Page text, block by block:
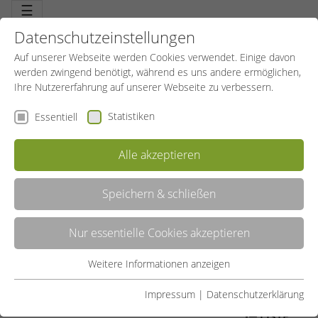
☰
YOGA
Weg zur Selbsterkenntnis und klassische Schule indischer
Philosophie. Im Westen mit verschiedenen weiterentwickelten
körperbetonten Ausprägungen. Meditation, individuelle
Bereicherung oder Beitrag zur persönlichen Entwicklung. Auf jeden
Fall Beitrag zur Gesundheit und zur Stabilität im Alltag.
Datenschutzeinstellungen
Auf unserer Webseite werden Cookies verwendet. Einige davon
werden zwingend benötigt, während es uns andere ermöglichen,
Ihre Nutzererfahrung auf unserer Webseite zu verbessern.
Essentiell Statistiken
Alle akzeptieren
Speichern & schließen
Nur essentielle Cookies akzeptieren
Essentielle Cookies werden für grundlegende Funktionen der
Weitere Informationen anzeigen
Impressum | Datenschutzerklärung